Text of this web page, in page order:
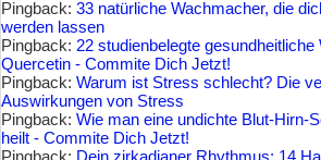
Pingback: 33 natürliche Wachmacher, die
werden lassen
Pingback: 22 studienbelegte
Quercetin - Commite Dich Jetzt!
Pingback: Warum ist Stress schlecht? Die
Auswirkungen von Stress
Pingback: Wie man eine undichte Blut-Hirn-
heilt - Commite Dich Jetzt!